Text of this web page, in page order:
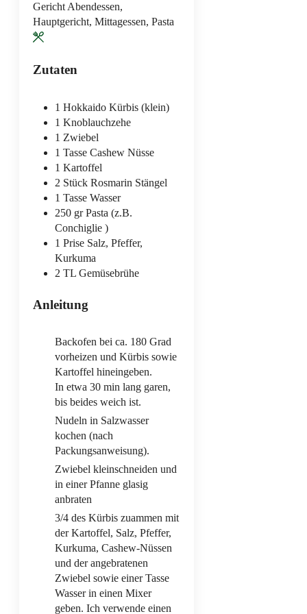
Gericht Abendessen,
Hauptgericht, Mittagessen, Pasta
Zutaten
1 Hokkaido Kürbis (klein)
1 Knoblauchzehe
1 Zwiebel
1 Tasse Cashew Nüsse
1 Kartoffel
2 Stück Rosmarin Stängel
1 Tasse Wasser
250 gr Pasta (z.B.
Conchiglie )
1 Prise Salz, Pfeffer,
Kurkuma
2 TL Gemüsebrühe
Anleitung
Backofen bei ca. 180 Grad
vorheizen und Kürbis sowie
Kartoffel hineingeben.
In etwa 30 min lang garen,
bis beides weich ist.
Nudeln in Salzwasser
kochen (nach
Packungsanweisung).
Zwiebel kleinschneiden und
in einer Pfanne glasig
anbraten
3/4 des Kürbis zuammen mit
der Kartoffel, Salz, Pfeffer,
Kurkuma, Cashew-Nüssen
und der angebratenen
Zwiebel sowie einer Tasse
Wasser in einen Mixer
geben. Ich verwende einen